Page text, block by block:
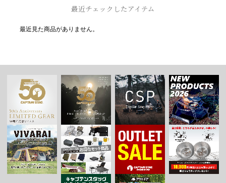
最近チェックしたアイテム
最近見た商品がありません。